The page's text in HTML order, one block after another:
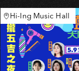
Hi-Ing Music Hall